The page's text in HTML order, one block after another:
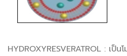
HYDROXYRESVERATROL : เ